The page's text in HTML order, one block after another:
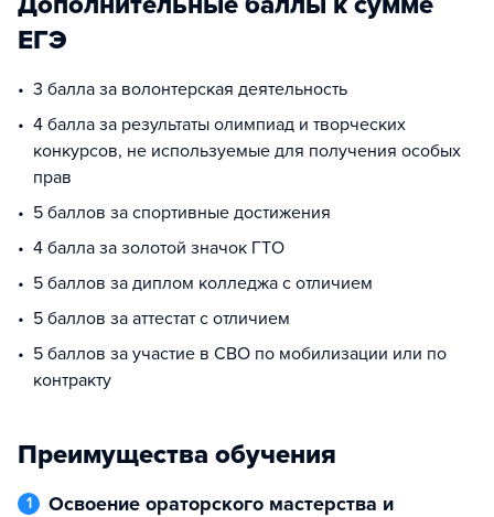
ЕГЭ
3 балла за волонтерская деятельность
4 балла за результаты олимпиад и творческих
конкурсов, не используемые для получения особых
прав
5 баллов за спортивные достижения
4 балла за золотой значок ГТО
5 баллов за диплом колледжа с отличием
5 баллов за аттестат с отличием
5 баллов за участие в СВО по мобилизации или по
контракту
Преимущества обучения
1
Освоение ораторского мастерства и